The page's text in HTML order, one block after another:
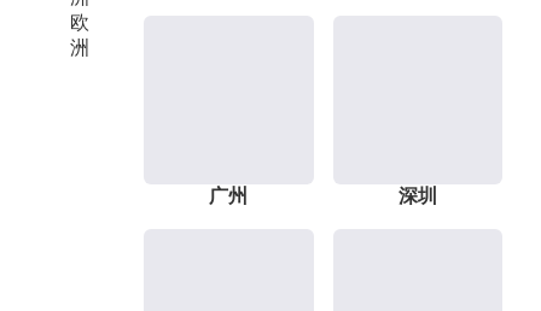
欧
洲
广州 深圳